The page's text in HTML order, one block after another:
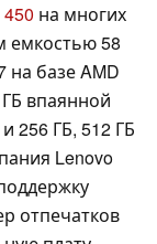
на многих
емкостью 58
на базе AMD
впаянной
256 ГБ, 512 ГБ
Lenovo
отпечатков